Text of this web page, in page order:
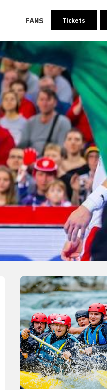
FANS Tickets